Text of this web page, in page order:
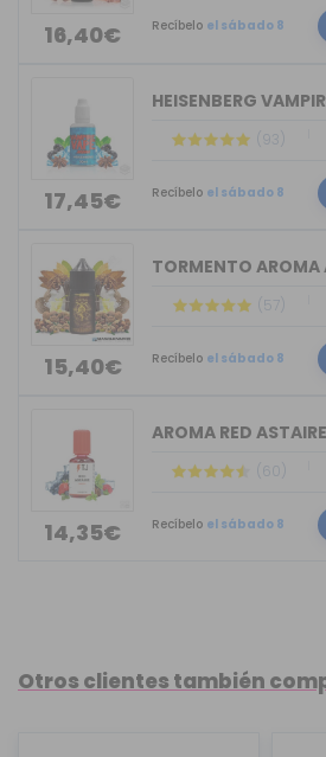
16,40€ Recíbelo el sábado 8
17,45€
HEISENBERG
(93)
Recíbelo el sábado 8
15,40€
(57)
Recíbelo el sábado 8
14,35€
AROMA RED
(60)
Recíbelo el sábado 8
Otros clientes también